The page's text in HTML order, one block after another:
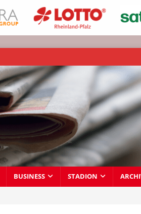
BUSINESS STADION